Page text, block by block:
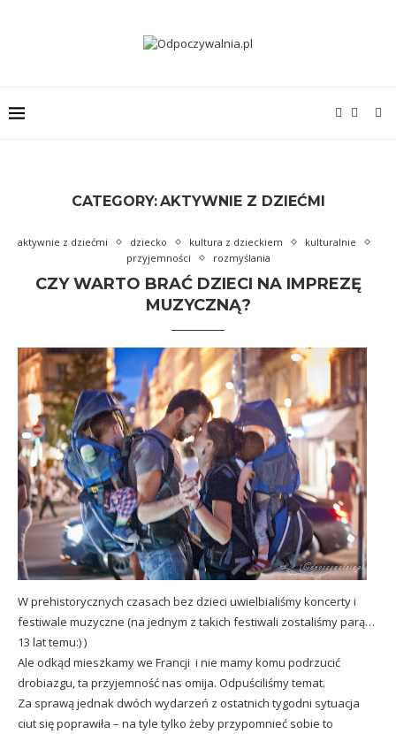
CATEGORY:AKTYWNIE Z DZIEĆMI
aktywnie z dziećmi dziecko kultura z dzieckiem
kulturalnie
przyjemności
rozmyślania
CZY WARTO BRAĆ DZIECI NA IMPREZĘ
MUZYCZNĄ?
W prehistorycznych czasach bez dzieci uwielbialiśmy koncerty i
festiwale muzyczne (na jednym z takich festiwali zostaliśmy parą…
13 lat temu:) )
Ale odkąd mieszkamy we Francji i nie mamy komu podrzucić
drobiazgu, ta przyjemność nas omija. Odpuściliśmy temat.
Za sprawą jednak dwóch wydarzeń z ostatnich tygodni sytuacja
ciut się poprawiła – na tyle tylko żeby przypomnieć sobie to